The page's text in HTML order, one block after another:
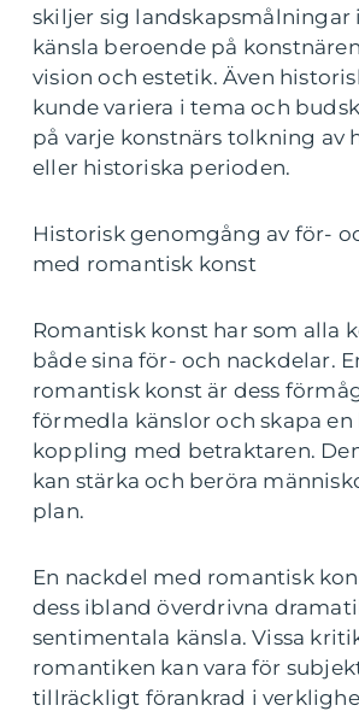
skiljer sig landskapsmålningar
känsla beroende på
vision och estetik. Även
kunde variera i tema och
på varje konstnärs tolkning av
eller historiska perioden.
Historisk genomgång av för-
med romantisk konst
Romantisk konst har som alla
både sina för- och nackdelar.
romantisk konst är dess
förmedla känslor och skapa en
koppling med betraktaren.
kan stärka och beröra
plan.
En nackdel med romantisk
dess ibland överdrivna
sentimentala känsla. Vissa
romantiken kan vara för
tillräckligt förankrad i